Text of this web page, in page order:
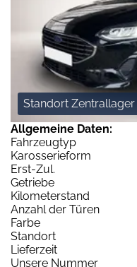
Standort Zentrallager
Allgemeine Daten:
Fahrzeugtyp
Karosserieform
Erst-Zul.
Getriebe
Kilometerstand
Anzahl der Türen
Farbe
Standort
Lieferzeit
Unsere Nummer